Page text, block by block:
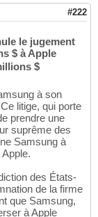
#222
le jugement
$ à Apple
$
à son
litige, qui porte
prendre une
suprême des
Samsung à
des États-
de la firme
que Samsung,
à Apple